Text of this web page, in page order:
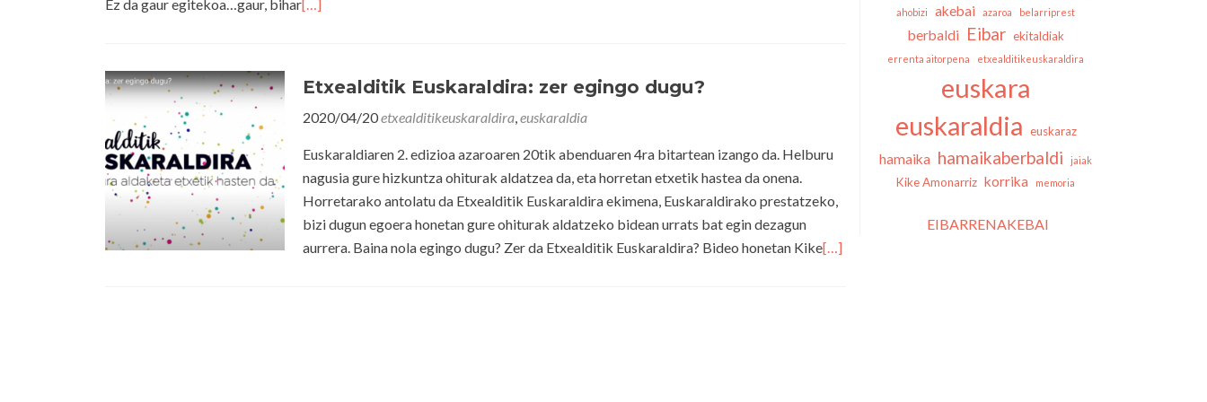
Ez da gaur egitekoa…gaur, bihar[…]
Etxealditik Euskaraldira: zer egingo dugu?
2020/04/20etxealditikeuskaraldira,euskaraldia
Euskaraldiaren 2. edizioa azaroaren 20tik abenduaren 4ra bitartean izango da. Helburu
nagusia gure hizkuntza ohiturak aldatzea da, eta horretan etxetik hastea da onena.
Horretarako antolatu da Etxealditik Euskaraldira ekimena, Euskaraldirako prestatzeko,
bizi dugun egoera honetan gure ohiturak aldatzeko bidean urrats bat egin dezagun
aurrera. Baina nola egingo dugu? Zer da Etxealditik Euskaraldira? Bideo honetan Kike[…]
ahobizi akebai azaroa belarriprest
berbaldi Eibar ekitaldiak
errenta aitorpena etxealditikeuskaraldira
euskara
euskaraldia euskaraz
hamaika hamaikaberbaldi jaiak
Kike Amonarriz korrika memoria
EIBARRENAKEBAI